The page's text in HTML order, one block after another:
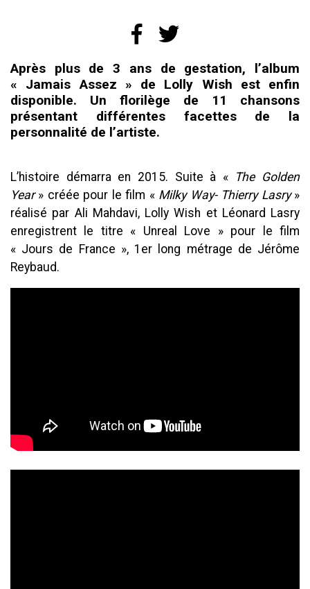
Après plus de 3 ans de gestation, l’album
« Jamais Assez » de Lolly Wish est enfin
disponible. Un florilège de 11 chansons
présentant différentes facettes de la
personnalité de l’artiste.
L’histoire démarra en 2015. Suite à « The Golden
Year» créée pour le film « Milky Way- Thierry Lasry»
réalisé par Ali Mahdavi, Lolly Wish et Léonard Lasry
enregistrent le titre « Unreal Love » pour le film
« Jours de France », 1er long métrage de Jérôme
Reybaud.